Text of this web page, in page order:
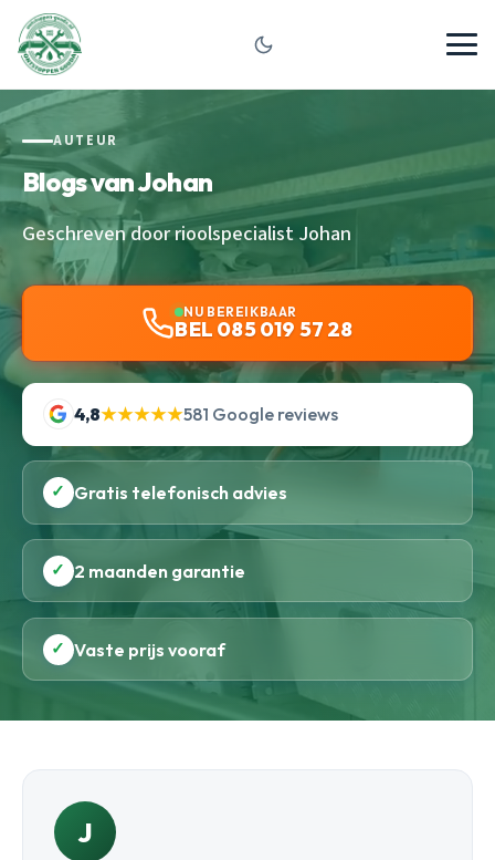
AUTEUR
Blogs van Johan
Geschreven door rioolspecialist Johan
NU BEREIKBAAR
BEL 085 019 57 28
4,8★★★★★581 Google reviews
✓ Gratis telefonisch advies
✓ 2 maanden garantie
✓ Vaste prijs vooraf
J